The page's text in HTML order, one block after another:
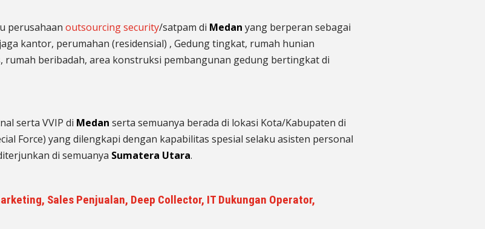
perusahaan outsourcing security/satpam di Medan yang berperan sebagai
kantor, perumahan (residensial) , Gedung tingkat, rumah hunian
rumah beribadah, area konstruksi pembangunan gedung bertingkat di
serta VVIP di Medan serta semuanya berada di lokasi Kota/Kabupaten di
Force) yang dilengkapi dengan kapabilitas spesial selaku asisten personal
di semuanya Sumatera Utara.
Sales Penjualan, Deep Collector, IT Dukungan Operator,